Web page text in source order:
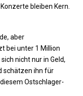
bleiben Kern.​​
aber
bei unter 1 Million
nicht nur in Geld,
schätzen ihn für
Ostschlager-